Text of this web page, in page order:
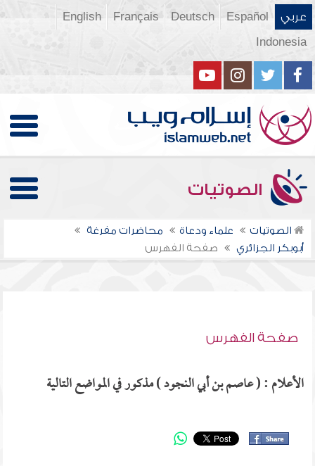
عربي Español
Deutsch
Français
English
Indonesia
الصوتيات
الصوتيات علماء ودعاة
محاضرات مفرغة
أبوبكر الجزائري
صفحة الفهرس
صفحة الفهرس
الأعلام : ( عاصم بن أبي النجود ) مذكور في المواضع التالية